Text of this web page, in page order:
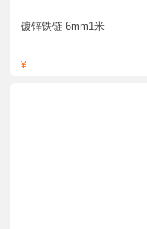
镀锌铁链 6mm1米
¥